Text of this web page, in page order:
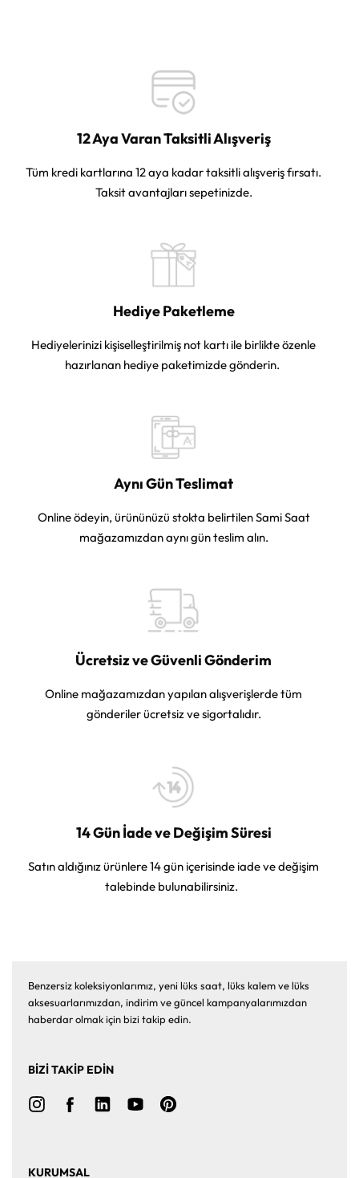
12 Aya Varan Taksitli Alışveriş
Tüm kredi kartlarına 12 aya kadar taksitli alışveriş fırsatı.
Taksit avantajları sepetinizde.
Hediye Paketleme
Hediyelerinizi kişiselleştirilmiş not kartı ile birlikte özenle
hazırlanan hediye paketimizde gönderin.
Aynı Gün Teslimat
Online ödeyin, ürününüzü stokta belirtilen Sami Saat
mağazamızdan aynı gün teslim alın.
Ücretsiz ve Güvenli Gönderim
Online mağazamızdan yapılan alışverişlerde tüm
gönderiler ücretsiz ve sigortalıdır.
14 Gün İade ve Değişim Süresi
Satın aldığınız ürünlere 14 gün içerisinde iade ve değişim
talebinde bulunabilirsiniz.
Benzersiz koleksiyonlarımız, yeni lüks saat, lüks kalem ve lüks
aksesuarlarımızdan, indirim ve güncel kampanyalarımızdan
haberdar olmak için bizi takip edin.
BİZİ TAKİP EDİN
KURUMSAL